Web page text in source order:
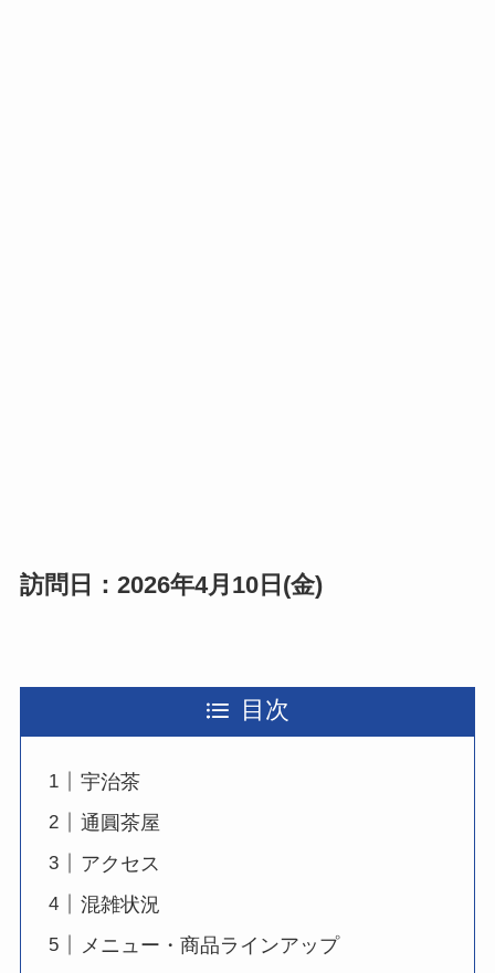
訪問日：2026年4月10日(金)
目次
宇治茶
通圓茶屋
アクセス
混雑状況
メニュー・商品ラインアップ